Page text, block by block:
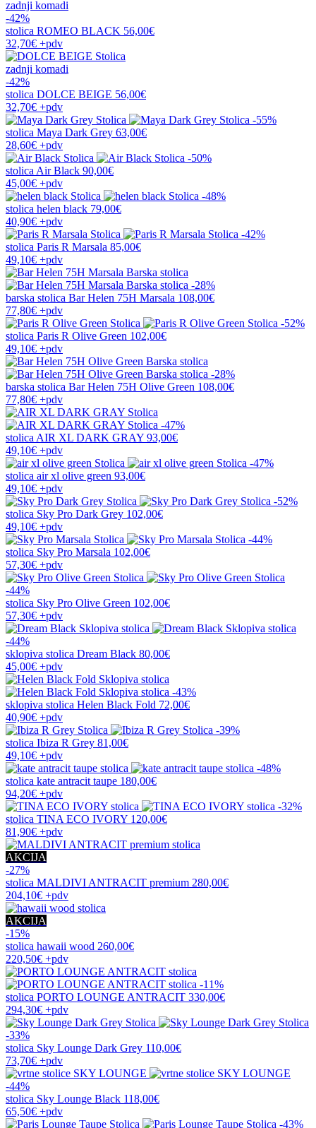
zadnji komadi
-42%
stolica ROMEO BLACK 56,00€
32,70€ +pdv
zadnji komadi
-42%
stolica DOLCE BEIGE 56,00€
32,70€ +pdv
-55%
stolica Maya Dark Grey 63,00€
28,60€ +pdv
-50%
stolica Air Black 90,00€
45,00€ +pdv
-48%
stolica helen black 79,00€
40,90€ +pdv
-42%
stolica Paris R Marsala 85,00€
49,10€ +pdv
-28%
barska stolica Bar Helen 75H Marsala 108,00€
77,80€ +pdv
-52%
stolica Paris R Olive Green 102,00€
49,10€ +pdv
-28%
barska stolica Bar Helen 75H Olive Green 108,00€
77,80€ +pdv
-47%
stolica AIR XL DARK GRAY 93,00€
49,10€ +pdv
-47%
stolica air xl olive green 93,00€
49,10€ +pdv
-52%
stolica Sky Pro Dark Grey 102,00€
49,10€ +pdv
-44%
stolica Sky Pro Marsala 102,00€
57,30€ +pdv
-44%
stolica Sky Pro Olive Green 102,00€
57,30€ +pdv
-44%
sklopiva stolica Dream Black 80,00€
45,00€ +pdv
-43%
sklopiva stolica Helen Black Fold 72,00€
40,90€ +pdv
-39%
stolica Ibiza R Grey 81,00€
49,10€ +pdv
-48%
stolica kate antracit taupe 180,00€
94,20€ +pdv
-32%
stolica TINA ECO IVORY 120,00€
81,90€ +pdv
AKCIJA
-27%
stolica MALDIVI ANTRACIT premium 280,00€
204,10€ +pdv
AKCIJA
-15%
stolica hawaii wood 260,00€
220,50€ +pdv
-11%
stolica PORTO LOUNGE ANTRACIT 330,00€
294,30€ +pdv
-33%
stolica Sky Lounge Dark Grey 110,00€
73,70€ +pdv
-44%
stolica Sky Lounge Black 118,00€
65,50€ +pdv
-43%